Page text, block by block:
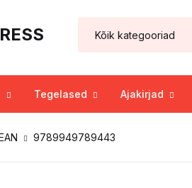
Tegelased Ajakirjad
9789949789443